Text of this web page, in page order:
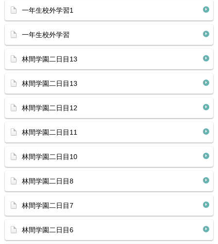
一年生校外学習1
一年生校外学習
林間学園二日目13
林間学園二日目13
林間学園二日目12
林間学園二日目11
林間学園二日目10
林間学園二日目8
林間学園二日目7
林間学園二日目6